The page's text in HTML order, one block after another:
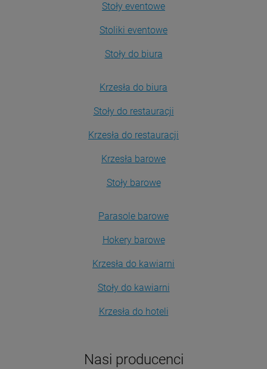
Stoły eventowe
Stoliki eventowe
Stoły do biura
Krzesła do biura
Stoły do restauracji
Krzesła do restauracji
Krzesła barowe
Stoły barowe
Parasole barowe
Hokery barowe
Krzesła do kawiarni
Stoły do kawiarni
Krzesła do hoteli
Nasi producenci